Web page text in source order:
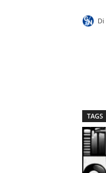
Di
TAGS